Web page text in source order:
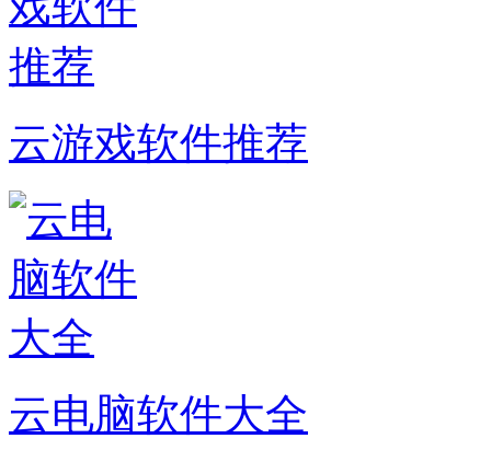
云游戏软件推荐
云电脑软件大全